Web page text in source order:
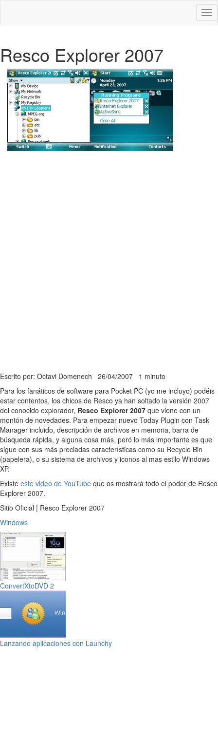
Resco Explorer 2007
Escrito por: Octavi Domenech 26/04/2007 1 minuto
Para los fanáticos de software para Pocket PC (yo me incluyo) podéis
estar contentos, los chicos de Resco ya han soltado la versión 2007
del conocido explorador, Resco Explorer 2007 que viene con un
montón de novedades. Para empezar nuevo Today Plugin con Task
Manager incluido, descripción de archivos en memoria, barra de
búsqueda rápida, y alguna cosa más, peró lo más importante es que
sigue con sus más preciadas características como su Recycle Bin
(papelera), o su sistema de archivos y iconos al mas estilo Windows
XP.
Existe este video de YouTube que os mostrará todo el poder de Resco
Explorer 2007.
Sitio Oficial | Resco Explorer 2007
Windows
ConvertXtoDVD 2
Lanzando aplicaciones con Launchy